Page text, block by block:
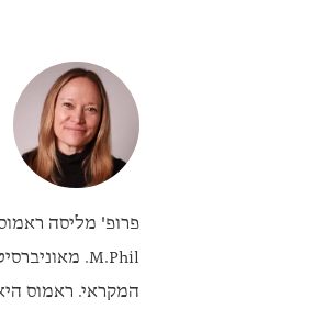
פרופ' מליסה
M.Phil.
המקראי. ראמוס